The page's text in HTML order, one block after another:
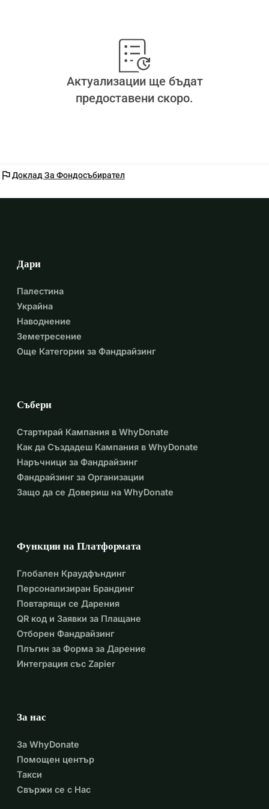
Актуализации ще бъдат
предоставени скоро.
flagДоклад За Фондосъбирател
Дари
Палестина
Украйна
Наводнение
Земетресение
Още Категории за Фандрайзинг
Събери
Стартирай Кампания в WhyDonate
Как да Създадеш Кампания в WhyDonate
Наръчници за Фандрайзинг
Фандрайзинг за Организации
Защо да се Довериш на WhyDonate
Функции на Платформата
Глобален Краудфъндинг
Персонализиран Брандинг
Повтарящи се Дарения
QR код и Заявки за Плащане
Отборен Фандрайзинг
Плъгин за Форма за Дарение
Интеграция със Zapier
За нас
За WhyDonate
Помощен център
Такси
Свържи се с Нас